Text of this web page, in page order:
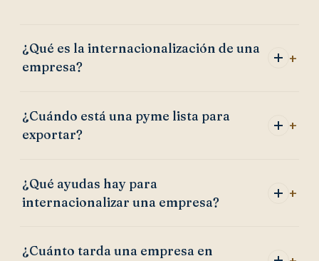
¿Qué es la internacionalización de una
empresa?
¿Cuándo está una pyme lista para
exportar?
¿Qué ayudas hay para
internacionalizar una empresa?
¿Cuánto tarda una empresa en